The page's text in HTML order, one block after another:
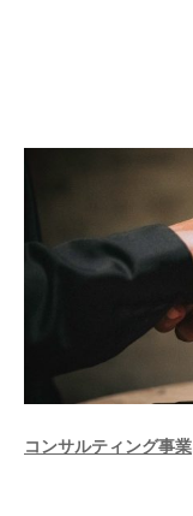
コンサルティング事業